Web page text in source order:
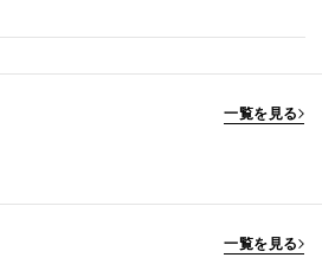
一覧を見る
一覧を見る